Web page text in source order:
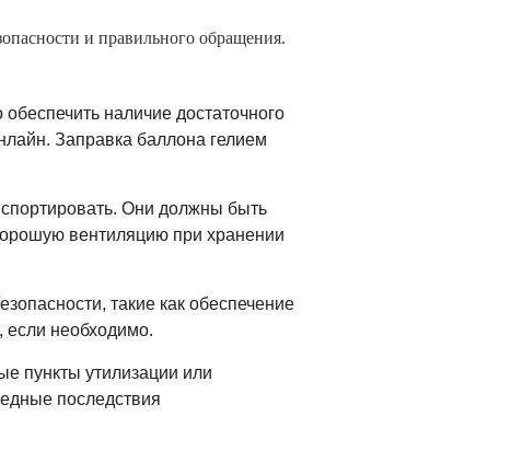
и правильного обращения.
наличие достаточного
Заправка баллона гелием
Они должны быть
вентиляцию при хранении
такие как обеспечение
если необходимо.
пункты утилизации или
последствия